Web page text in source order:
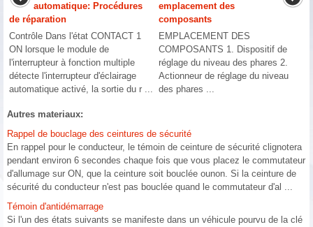
automatique: Procédures
de réparation
Contrôle Dans l'état CONTACT 1
ON lorsque le module de
l'interrupteur à fonction multiple
détecte l'interrupteur d'éclairage
automatique activé, la sortie du r ...
emplacement des
composants
EMPLACEMENT DES
COMPOSANTS 1. Dispositif de
réglage du niveau des phares 2.
Actionneur de réglage du niveau
des phares ...
Autres materiaux:
Rappel de bouclage des ceintures de sécurité
En rappel pour le conducteur, le témoin de ceinture de sécurité clignotera
pendant environ 6 secondes chaque fois que vous placez le commutateur
d'allumage sur ON, que la ceinture soit bouclée ounon. Si la ceinture de
sécurité du conducteur n'est pas bouclée quand le commutateur d'al ...
Témoin d'antidémarrage
Si l'un des états suivants se manifeste dans un véhicule pourvu de la clé